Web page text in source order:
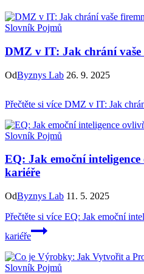
Slovník Pojmů
DMZ v IT: Jak chrání
OdByznys Lab 26. 9. 2025
Přečtěte si více DMZ v IT: Jak
Slovník Pojmů
EQ: Jak emoční
kariéře
OdByznys Lab 11. 5. 2025
Přečtěte si více EQ: Jak emoční
kariéře
Slovník Pojmů